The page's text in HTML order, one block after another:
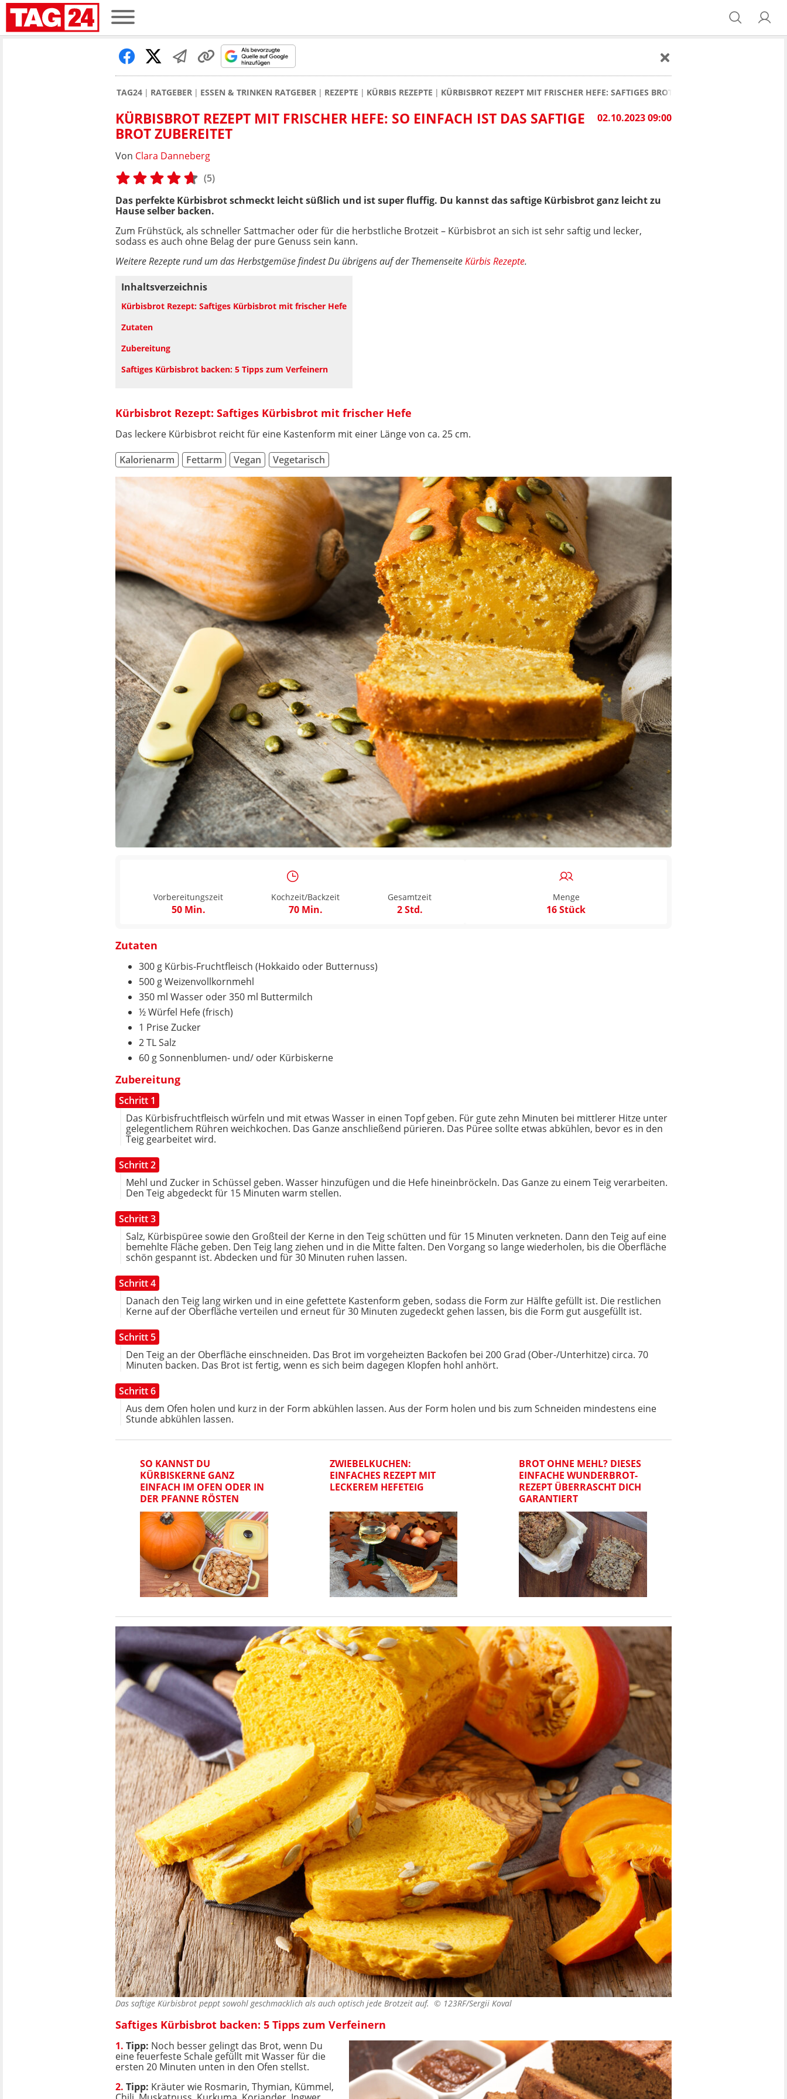
TAG24 RATGEBER ESSEN & TRINKEN RATGEBER REZEPTE KÜRBIS REZEPTE KÜRBISBROT REZEPT MIT FRISCHER HEFE: SAFTIGES BROT SELBER BACKEN
02.10.2023 09:00
KÜRBISBROT REZEPT MIT FRISCHER HEFE: SO EINFACH IST DAS SAFTIGE
BROT ZUBEREITET
Von Clara Danneberg
(5)
Das perfekte Kürbisbrot schmeckt leicht süßlich und ist super fluffig. Du kannst das saftige Kürbisbrotganz leicht zu
Hause selber backen.
Zum Frühstück, als schneller Sattmacher oder für die herbstliche Brotzeit – Kürbisbrot an sich ist sehr saftig und lecker,
sodass es auch ohne Belag der pure Genuss sein kann.
Weitere Rezepte rund um das Herbstgemüse findest Du übrigens auf der ThemenseiteKürbis Rezepte.
Inhaltsverzeichnis
Kürbisbrot Rezept: Saftiges Kürbisbrot mit frischer Hefe
Zutaten
Zubereitung
Saftiges Kürbisbrot backen: 5 Tipps zum Verfeinern
Kürbisbrot Rezept: Saftiges Kürbisbrot mit frischer Hefe
Das leckere Kürbisbrot reicht für eine Kastenform mit einer Länge von ca. 25 cm.
Kalorienarm
Fettarm Vegan Vegetarisch
Vorbereitungszeit
50 Min.
Kochzeit/Backzeit
70 Min.
Gesamtzeit
2 Std.
Menge
16 Stück
Zutaten
300 g Kürbis-Fruchtfleisch (Hokkaido oder Butternuss)
500 g Weizenvollkornmehl
350 ml Wasser oder 350 ml Buttermilch
½ Würfel Hefe (frisch)
1 Prise Zucker
2 TL Salz
60 g Sonnenblumen- und/ oder Kürbiskerne
Zubereitung
Schritt 1
Das Kürbisfruchtfleisch würfeln und mit etwas Wasser in einen Topf geben. Für gute zehn Minuten bei mittlerer Hitze unter
gelegentlichem Rühren weichkochen. Das Ganze anschließend pürieren. Das Püree sollte etwas abkühlen, bevor es in den
Teig gearbeitet wird.
Schritt 2
Mehl und Zucker in Schüssel geben. Wasser hinzufügen und die Hefe hineinbröckeln. Das Ganze zu einem Teig verarbeiten.
Den Teig abgedeckt für 15 Minuten warm stellen.
Schritt 3
Salz, Kürbispüree sowie den Großteil der Kerne in den Teig schütten und für 15 Minuten verkneten. Dann den Teig auf eine
bemehlte Fläche geben. Den Teig lang ziehen und in die Mitte falten. Den Vorgang so lange wiederholen, bis die Oberfläche
schön gespannt ist. Abdecken und für 30 Minuten ruhen lassen.
Schritt 4
Danach den Teig lang wirken und in eine gefettete Kastenform geben, sodass die Form zur Hälfte gefüllt ist. Die restlichen
Kerne auf der Oberfläche verteilen und erneut für 30 Minuten zugedeckt gehen lassen, bis die Form gut ausgefüllt ist.
Schritt 5
Den Teig an der Oberfläche einschneiden. Das Brot im vorgeheizten Backofen bei 200 Grad (Ober-/Unterhitze) circa. 70
Minuten backen. Das Brot ist fertig, wenn es sich beim dagegen Klopfen hohl anhört.
Schritt 6
Aus dem Ofen holen und kurz in der Form abkühlen lassen. Aus der Form holen und bis zum Schneiden mindestens eine
Stunde abkühlen lassen.
SO KANNST DU
KÜRBISKERNE GANZ
EINFACH IM OFEN ODER IN
DER PFANNE RÖSTEN
ZWIEBELKUCHEN:
EINFACHES REZEPT MIT
LECKEREM HEFETEIG
BROT OHNE MEHL? DIESES
EINFACHE WUNDERBROT-
REZEPT ÜBERRASCHT DICH
GARANTIERT
Das saftige Kürbisbrot peppt sowohl geschmacklich als auch optisch jede Brotzeit auf. © 123RF/Sergii Koval
Saftiges Kürbisbrot backen: 5 Tipps zum Verfeinern
1. Tipp: Noch besser gelingt das Brot, wenn Du
eine feuerfeste Schale gefüllt mit Wasser für die
ersten 20 Minuten unten in den Ofen stellst.
2. Tipp: Kräuter wie Rosmarin, Thymian, Kümmel,